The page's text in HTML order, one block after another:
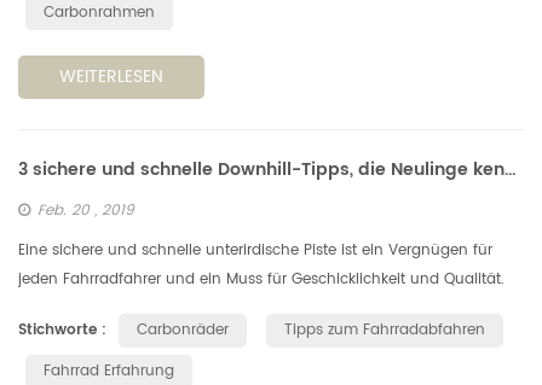
Carbonrahmen
WEITERLESEN
3 sichere und schnelle Downhill-Tipps, die Neulinge kennen müssen
Feb. 20 , 2019
Eine sichere und schnelle unterirdische Piste ist ein Vergnügen für
jeden Fahrradfahrer und ein Muss für Geschicklichkeit und Qualität.
Stichworte :
Carbonräder
Tipps zum Fahrradabfahren
Fahrrad Erfahrung